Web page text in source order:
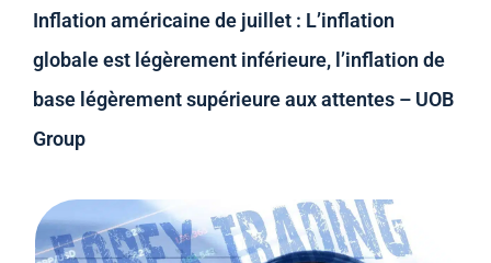
Inflation américaine de juillet : L’inflation
globale est légèrement inférieure, l’inflation de
base légèrement supérieure aux attentes – UOB
Group